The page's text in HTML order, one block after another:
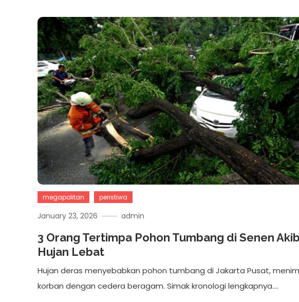
megapolitan peristiwa
January 23, 2026 admin
3 Orang Tertimpa Pohon Tumbang di Senen
Hujan Lebat
Hujan deras menyebabkan pohon tumbang di Jakarta Pusat,
korban dengan cedera beragam. Simak kronologi lengkapnya….